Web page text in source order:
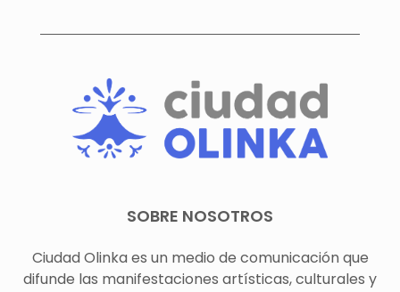
SOBRE NOSOTROS
Ciudad Olinka es un medio de comunicación que
difunde las manifestaciones artísticas, culturales y